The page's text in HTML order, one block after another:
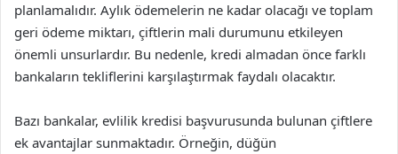
planlamalıdır. Aylık ödemelerin ne kadar olacağı ve toplam
geri ödeme miktarı, çiftlerin mali durumunu etkileyen
önemli unsurlardır. Bu nedenle, kredi almadan önce farklı
bankaların tekliflerini karşılaştırmak faydalı olacaktır.
Bazı bankalar, evlilik kredisi başvurusunda bulunan çiftlere
ek avantajlar sunmaktadır. Örneğin, düğün